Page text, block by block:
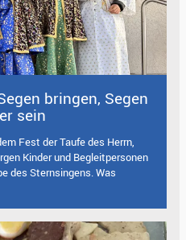
bringen, Segen
sein
Fest der Taufe des Herrn,
Kinder und Begleitpersonen
des Sternsingens. Was